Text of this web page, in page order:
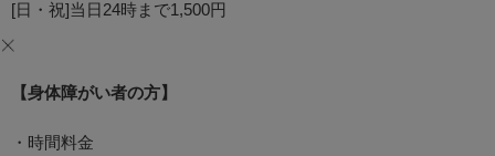
[日・祝]当日24時まで1,500円
【身体障がい者の方】
・時間料金